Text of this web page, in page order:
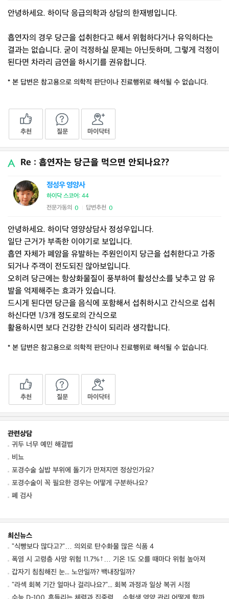
안녕하세요. 하이닥 응급의학과 상담의 한재병입니다.
흡연자의 경우 당근을 섭취한다고 해서 위험하다거나 유익하다는
결과는 없습니다. 굳이 걱정하실 문제는 아닌듯하며, 그렇게 걱정이
된다면 차라리 금연을 하시기를 권유합니다.
* 본 답변은 참고용으로 의학적 판단이나 진료행위로 해석될 수 없습니다.
추천 질문 마이닥터
Re : 흡연자는 당근을 먹으면 안되나요??
정성우 영양사
하이닥 스코어: 44
전문가동의 0 답변추천 0
안녕하세요. 하이닥 영양상담사 정성우입니다.
일단 근거가 부족한 이야기로 보입니다.
흡연 자체가 폐암을 유발하는 주원인이지 당근을 섭취한다고 가중
되거나 주객이 전도되진 않아보입니다.
오히려 당근에는 항상화물질이 풍부하여 활성산소를 낮추고 암 유
발을 억제해주는 효과가 있습니다.
드시게 된다면 당근을 음식에 포함해서 섭취하시고 간식으로 섭취
하신다면 1/3개 정도로의 간식으로
활용하시면 보다 건강한 간식이 되리라 생각합니다.
* 본 답변은 참고용으로 의학적 판단이나 진료행위로 해석될 수 없습니다.
추천 질문 마이닥터
관련상담
귀두 너무 예민 해결법
비뇨
포경수술 실밥 부위에 돌기가 만져지면 정상인가요?
포경수술이 꼭 필요한 경우는 어떻게 구분하나요?
폐 검사
최신뉴스
"식빵보다 많다고?"… 의외로 탄수화물 많은 식품 4
폭염 시 고령층 사망 위험 11.7%↑… 기온 1도 오를 때마다 위험 높아져
갑자기 침침해진 눈... 노안일까? 백내장일까?
"라섹 회복 기간 얼마나 걸리나요?"... 회복 과정과 일상 복귀 시점